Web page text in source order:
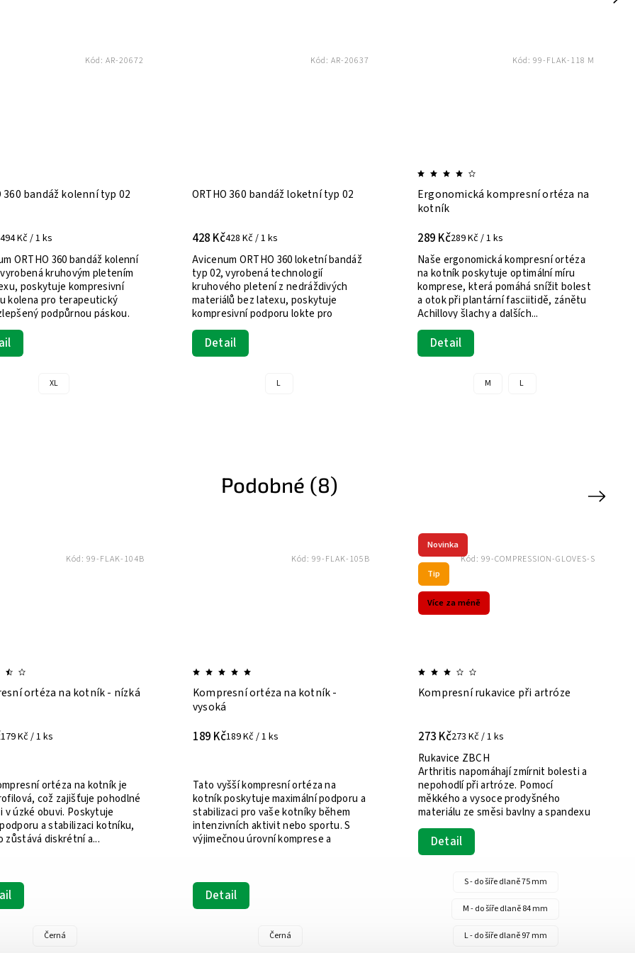
kompresní ortéza na
289 Kč / 1 ks
kompresní ortéza
poskytuje optimální míru
která pomáhá snížit bolest
plantární fasciitidě, zánětu
šlachy a dalších...
99-FLAK-118 M
Diabetické ponožky PREMIUM
219 Kč
Detail
Diabetické ponožky Premium se
nabízejí ve třech velikostech – S (EU
36–38), M (EU 39–42) a L (EU 43–45) –
pro perfektní padnutí a optimální
krevní oběh. Díky bezešvému...
L
Kód: RR-00014
ORTHO 360 bandáž kotníku typ 01
218 Kč
Zdravotnický prostředek určený k
podpoře kotníku při poúrazové a
pooperační terapii, zamezení vzniku
otoku a slouží jako podpora při
ochablosti, zánětu nebo úrazu vazů a
šlach...
Kód:AR-17064
Podobné (8)
rukavice při artróze
273 Kč / 1 ks
při artróze. Pomocí
a vysoce prodyšného
ze směsi bavlny a spandexu
S - do šíře dlaně 75 mm
M - do šíře dlaně 84 mm
L - do šíře dlaně 97 mm
99-COMPRESSION-GLOVES-S
Zdravotní kompresivní punčochy
lýtkové 2.KT (zavřená špice)
399 Kč
Detail
Kompresivní lýtkové punčochy II.
kompresní třídy (23–32 mmHg).
Používají se k podpoře žilního
průtoku krve, prevenci hluboké žilní
trombózy, zmírnění symptomů
XZ-XZ9201-2-BL-XL
ORTHO 360 bandáž loketní typ 01
242 Kč242 Kč / 1 ks
Tato bandáž na loket je navržena pro
podporu a rehabilitaci po úrazech
nebo operacích, pomáhá předcházet
otokům a poskytuje oporu při
slabosti, zánětech, nebo poškození
Kód:AR-17281
Next